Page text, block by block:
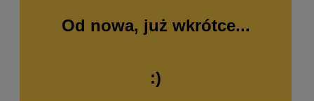
Od nowa, już wkrótce...
:)